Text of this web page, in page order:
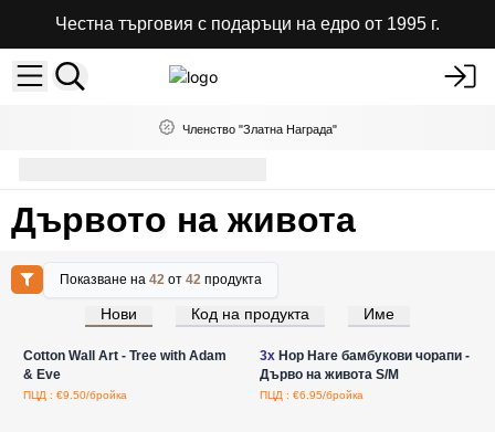
Честна търговия с подаръци на едро от 1995 г.
Членство "Златна Награда"
Дървото на живота
Показване на42 от42 продукта
Нови Код на продукта Име
Влезте за цени на едро
Cotton Wall Art - Tree with Adam
& Eve
ПЦД : €9.50/бройка
Влезте за цени на едро
3xHop Hare бамбукови чорапи -
Дърво на живота S/M
ПЦД : €6.95/бройка